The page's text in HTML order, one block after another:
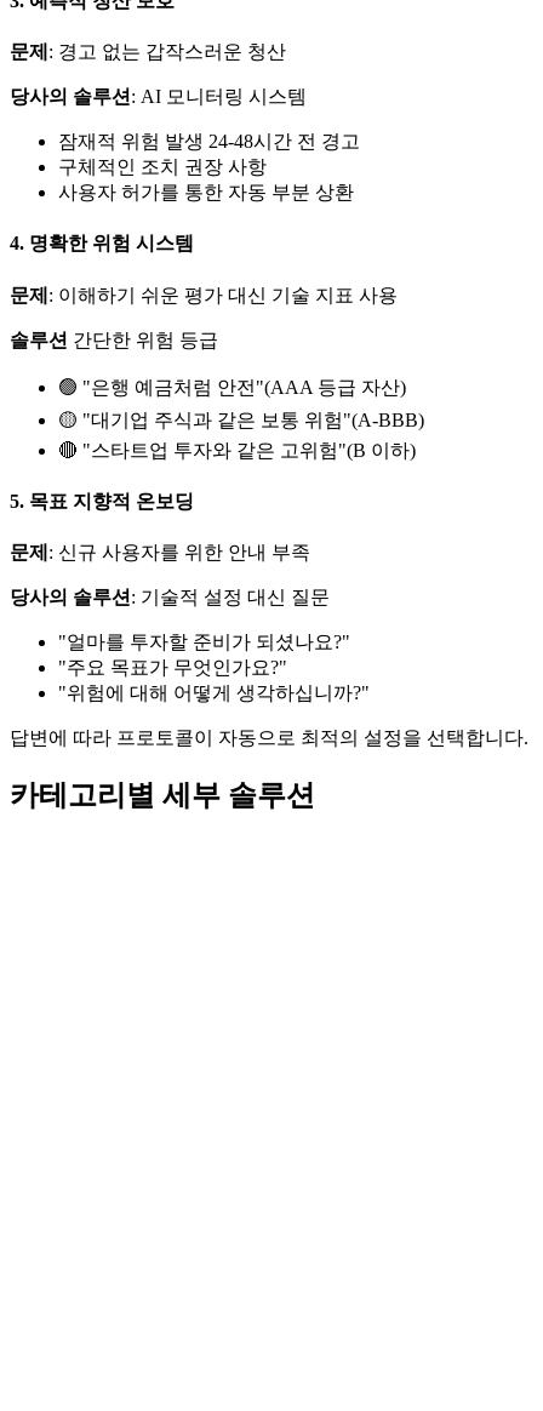
문제 : 경고 없는 갑작스러운 청산
당사의 솔루션 : AI 모니터링 시스템
잠재적 위험 발생 24-48시간 전 경고
구체적인 조치 권장 사항
사용자 허가를 통한 자동 부분 상환
4. 명확한 위험 시스템
문제 : 이해하기 쉬운 평가 대신 기술 지표 사용
솔루션 간단한 위험 등급
🟢 "은행 예금처럼 안전"(AAA 등급 자산)
🟡 "대기업 주식과 같은 보통 위험"(A-BBB)
🔴 "스타트업 투자와 같은 고위험"(B 이하)
5. 목표 지향적 온보딩
문제 : 신규 사용자를 위한 안내 부족
당사의 솔루션 : 기술적 설정 대신 질문
"얼마를 투자할 준비가 되셨나요?"
"주요 목표가 무엇인가요?"
"위험에 대해 어떻게 생각하십니까?"
답변에 따라 프로토콜이 자동으로 최적의 설정을 선택합니다.
카테고리별 세부 솔루션